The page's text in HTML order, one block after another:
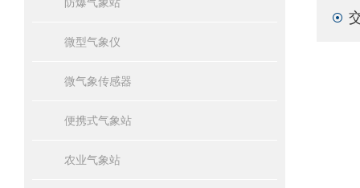
微型气象仪
微气象传感器
便携式气象站
农业气象站